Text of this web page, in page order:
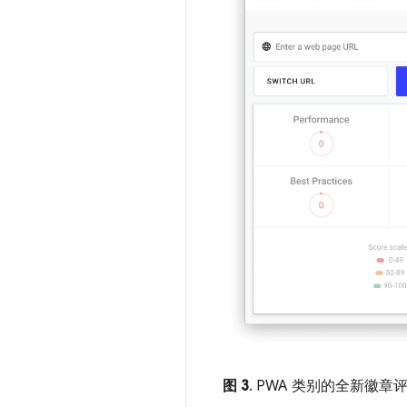
图 3. PWA 类别的全新徽章